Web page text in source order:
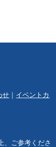
せ
イベントカ
、ご参考くださ